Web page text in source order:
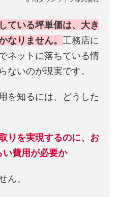
ている坪単価は、大き
なりません。 工務店に
ネットに落ちている情
ないのが現実です。
を知るには、どうした
りを実現するのに、お
い費用が必要か
ん。